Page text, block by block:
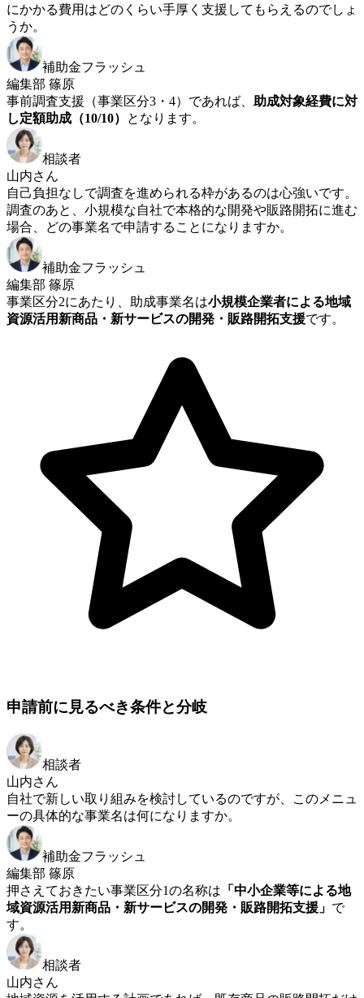
にかかる費用はどのくらい手厚く支援してもらえるのでしょ
うか。
補助金フラッシュ
編集部 篠原
事前調査支援（事業区分3・4）であれば、 助成対象経費に対
し定額助成（10/10）
となります。
相談者
山内さん
自己負担なしで調査を進められる枠があるのは心強いです。
調査のあと、小規模な自社で本格的な開発や販路開拓に進む
場合、どの事業名で申請することになりますか。
補助金フラッシュ
編集部 篠原
事業区分2にあたり、助成事業名は小規模企業者による地域
資源活用新商品・新サービスの開発・販路開拓支援です。
申請前に見るべき条件と分岐
相談者
山内さん
自社で新しい取り組みを検討しているのですが、このメニュ
ーの具体的な事業名は何になりますか。
補助金フラッシュ
編集部 篠原
押さえておきたい事業区分1の名称は 「中小企業等による地
域資源活用新商品・新サービスの開発・販路開拓支援」 で
す。
相談者
山内さん